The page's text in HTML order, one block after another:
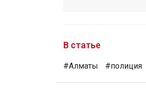
В статье
#Алматы #полиция